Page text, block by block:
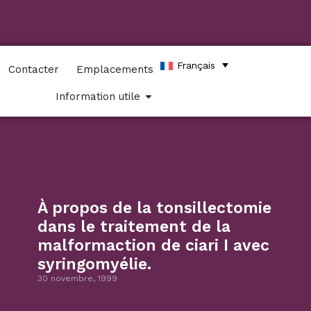
Contacter Emplacements
Information utile
Français
À propos de la tonsillectomie
dans le traitement de la
malformaction de ciari I avec
syringomyélie.
30 novembre, 1999